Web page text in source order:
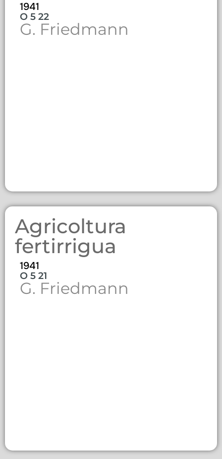
1941
O 5 22
G. Friedmann
Agricoltura
fertirrigua
1941
O 5 21
G. Friedmann